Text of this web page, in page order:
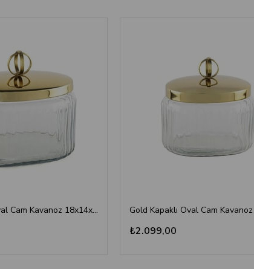
Gold Kapaklı Oval Cam Kavanoz 18x14x16cm - Dekoratif Saklama Kutusu
₺2.099,00